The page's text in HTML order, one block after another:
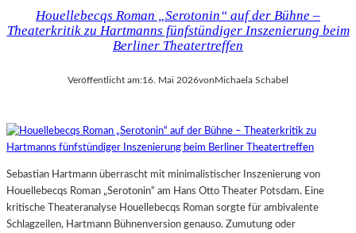
Houellebecqs Roman „Serotonin“ auf der Bühne –
Theaterkritik zu Hartmanns fünfstündiger Inszenierung beim
Berliner Theatertreffen
Veröffentlicht am:16. Mai 2026vonMichaela Schabel
Sebastian Hartmann überrascht mit minimalistischer Inszenierung von
Houellebecqs Roman „Serotonin“ am Hans Otto Theater Potsdam. Eine
kritische Theateranalyse Houellebecqs Roman sorgte für ambivalente
Schlagzeilen, Hartmann Bühnenversion genauso. Zumutung oder